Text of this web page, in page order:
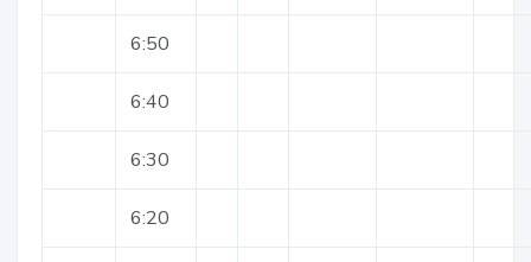
6:50
6:40
6:30
6:20